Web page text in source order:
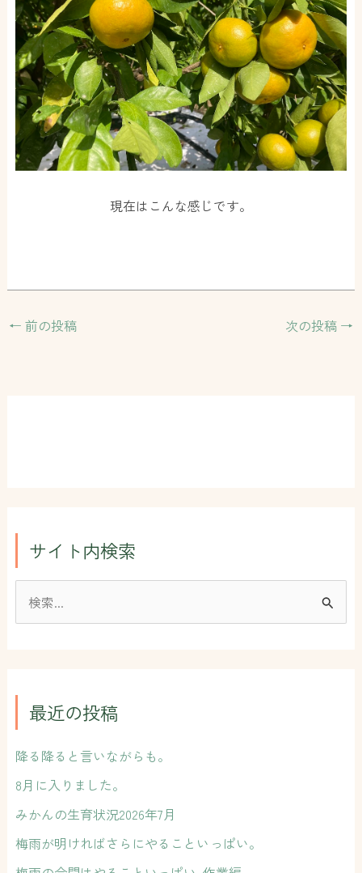
現在はこんな感じです。
← 前の投稿 次の投稿 →
サイト内検索
索
最近の投稿
降る降ると言いながらも。
8月に入りました。
みかんの生育状況2026年7月
梅雨が明ければさらにやることいっぱい。